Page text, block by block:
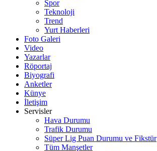
Spor
Teknoloji
Trend
Yurt Haberleri
Foto Galeri
Video
Yazarlar
Röportaj
Biyografi
Anketler
Künye
İletişim
Servisler
Hava Durumu
Trafik Durumu
Süper Lig Puan Durumu ve Fikstür
Tüm Manşetler